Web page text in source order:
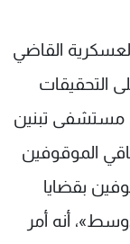
القاضي
التحقيقات
مستشفى تبنين
الموقوفين
بقضايا
أنه أمر